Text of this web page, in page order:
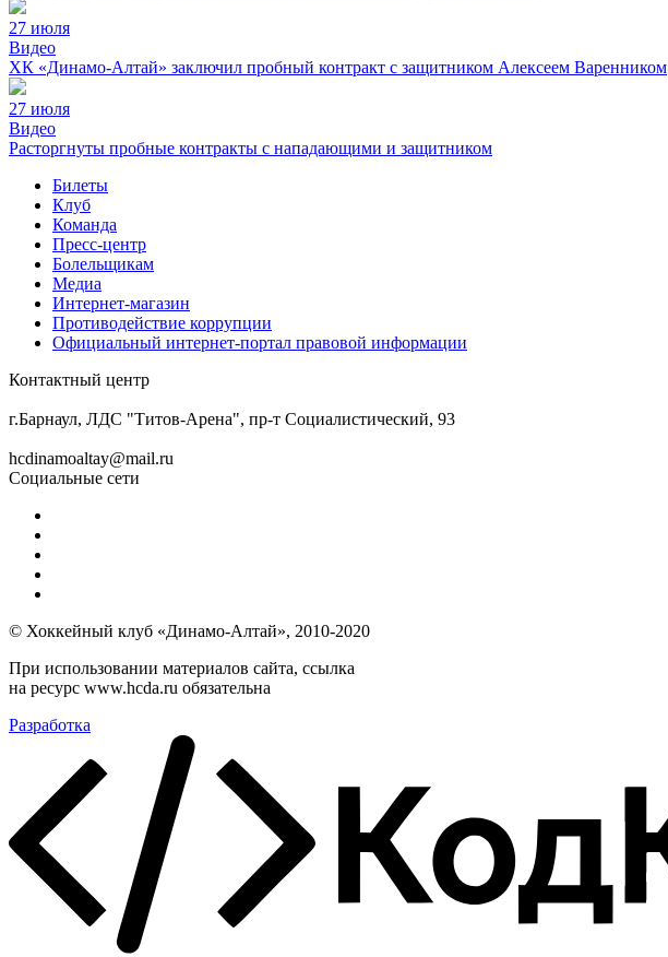
27 июля
Видео
ХК «Динамо-Алтай» заключил пробный контракт с защитником Алексеем Варенником
27 июля
Видео
Расторгнуты пробные контракты с нападающими и защитником
Билеты
Клуб
Команда
Пресс-центр
Болельщикам
Медиа
Интернет-магазин
Противодействие коррупции
Официальный интернет-портал правовой информации
Контактный центр
г.Барнаул, ЛДС "Титов-Арена", пр-т Социалистический, 93
hcdinamoaltay@mail.ru
Социальные сети
© Хоккейный клуб «Динамо-Алтай», 2010-2020
При использовании материалов сайта, ссылка
на ресурс www.hcda.ru обязательна
Разработка